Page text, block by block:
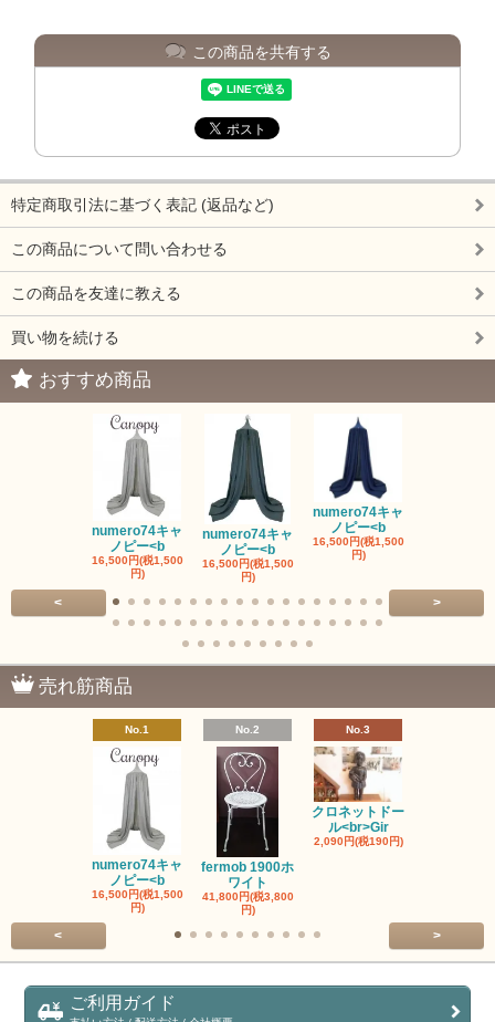
この商品を共有する
特定商取引法に基づく表記 (返品など)
この商品について問い合わせる
この商品を友達に教える
買い物を続ける
おすすめ商品
numero74キャ
ノピー<b
16,500円(税1,500
円)
numero74キャ
ノピー<b
16,500円(税1,500
円)
numero74キャ
ノピー<b
16,500円(税1,500
円)
< >
売れ筋商品
No.1
numero74キャ
ノピー<b
16,500円(税1,500
円)
No.2
fermob 1900ホ
ワイト
41,800円(税3,800
円)
No.3
クロネットドー
ル<br>Gir
2,090円(税190円)
< >
ご利用ガイド